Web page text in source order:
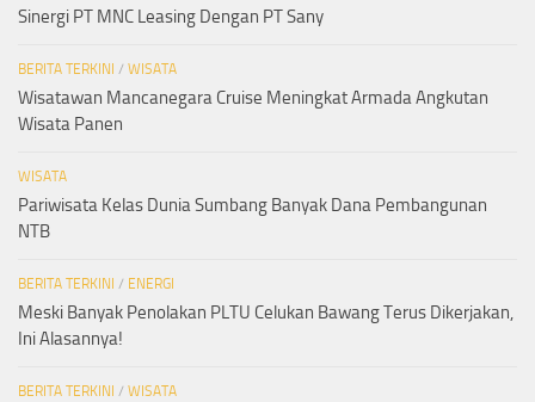
Sinergi PT MNC Leasing Dengan PT Sany
BERITA TERKINI / WISATA
Wisatawan Mancanegara Cruise Meningkat Armada Angkutan
Wisata Panen
WISATA
Pariwisata Kelas Dunia Sumbang Banyak Dana Pembangunan
NTB
BERITA TERKINI / ENERGI
Meski Banyak Penolakan PLTU Celukan Bawang Terus Dikerjakan,
Ini Alasannya!
BERITA TERKINI / WISATA